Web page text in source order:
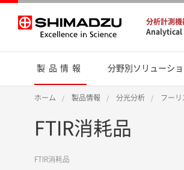
分析計測機
Analytical
製品情報 分野別ソリューシ
ホーム 製品情報 分光分析 フーリ
FTIR消耗品
FTIR消耗品